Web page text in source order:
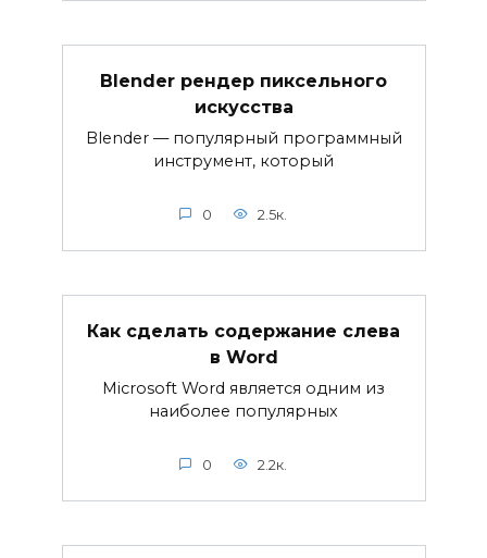
Blender рендер пиксельного
искусства
Blender — популярный программный
инструмент, который
0 2.5к.
Как сделать содержание слева
в Word
Microsoft Word является одним из
наиболее популярных
0 2.2к.